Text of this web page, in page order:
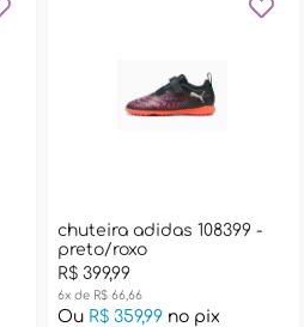
chuteira adidas 108399 -
preto/roxo
R$ 399,99
6x de R$ 66,66
Ou R$ 359,99no pix